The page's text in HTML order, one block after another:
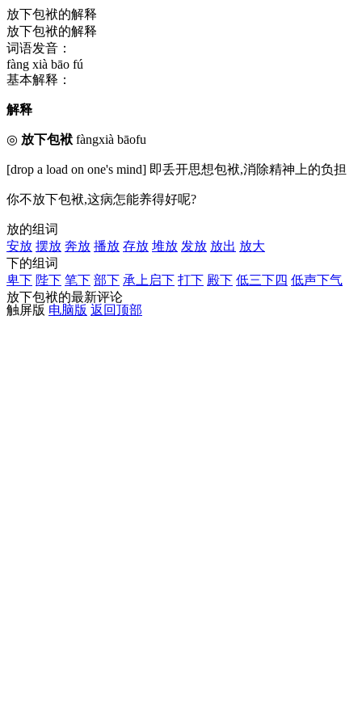
放下包袱的解释
放下包袱的解释
词语发音：
fàng xià bāo fú
基本解释：
解释
◎ 放下包袱 fàngxià bāofu
[drop a load on one's mind] 即丢开思想包袱,消除精神上的负担
你不放下包袱,这病怎能养得好呢?
放的组词
安放 摆放 奔放 播放 存放 堆放 发放 放出 放大
下的组词
卑下 陛下 笔下 部下 承上启下 打下 殿下 低三下四 低声下气
放下包袱的最新评论
触屏版 电脑版 返回顶部